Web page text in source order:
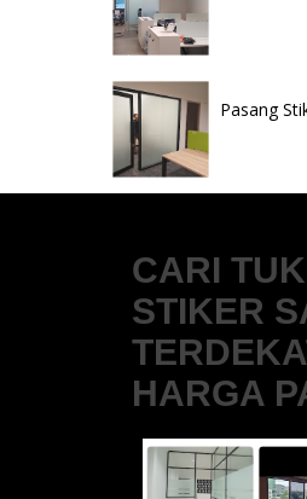
Pasang
CARI
STIKER
HARGA